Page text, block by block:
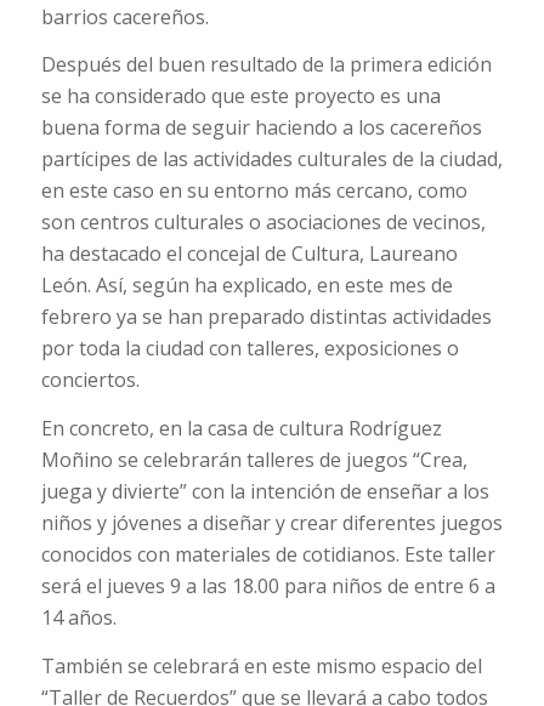
barrios cacereños.
Después del buen resultado de la primera edición
se ha considerado que este proyecto es una
buena forma de seguir haciendo a los cacereños
partícipes de las actividades culturales de la ciudad,
en este caso en su entorno más cercano, como
son centros culturales o asociaciones de vecinos,
ha destacado el concejal de Cultura, Laureano
León. Así, según ha explicado, en este mes de
febrero ya se han preparado distintas actividades
por toda la ciudad con talleres, exposiciones o
conciertos.
En concreto, en la casa de cultura Rodríguez
Moñino se celebrarán talleres de juegos “Crea,
juega y divierte” con la intención de enseñar a los
niños y jóvenes a diseñar y crear diferentes juegos
conocidos con materiales de cotidianos. Este taller
será el jueves 9 a las 18.00 para niños de entre 6 a
14 años.
También se celebrará en este mismo espacio del
“Taller de Recuerdos” que se llevará a cabo todos